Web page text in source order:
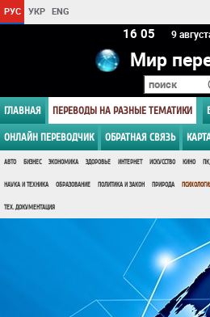
РУС УКР ENG
16:05 9
Мир
ГЛАВНАЯ ПЕРЕВОДЫ НА РАЗНЫЕ ТЕМАТИКИ
ОНЛАЙН ПЕРЕВОДЧИК ОБРАТНАЯ СВЯЗЬ
АВТО БИЗНЕС ЭКОНОМИКА ЗДОРОВЬЕ ИНТЕРНЕТ ИСКУССТВО КИНО
НАУКА И ТЕХНИКА ОБРАЗОВАНИЕ ПОЛИТИКА И ЗАКОН ПРИРОДА
ТЕХ. ДОКУМЕНТАЦИЯ